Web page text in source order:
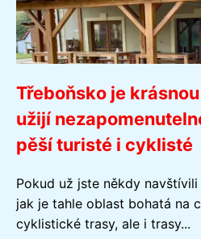
Třeboňsko je
užijí
pěší turisté i cyklisté
Pokud už jste někdy
jak je tahle oblast bohatá na
cyklistické trasy, ale i trasy...